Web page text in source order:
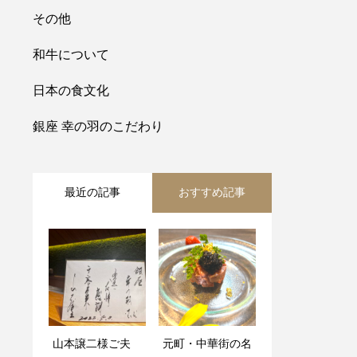
その他
和牛について
日本の食文化
銀座 幸の羽のこだわり
最近の記事 おすすめ記事
山本譲二様ご夫 元町・中華街の名